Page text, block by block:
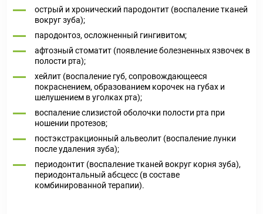
острый и хронический пародонтит (воспаление тканей
вокруг зуба);
пародонтоз, осложненный гингивитом;
афтозный стоматит (появление болезненных язвочек в
полости рта);
хейлит (воспаление губ, сопровождающееся
покраснением, образованием корочек на губах и
шелушением в уголках рта);
воспаление слизистой оболочки полости рта при
ношении протезов;
постэкстракционный альвеолит (воспаление лунки
после удаления зуба);
периодонтит (воспаление тканей вокруг корня зуба),
периодонтальный абсцесс (в составе
комбинированной терапии).